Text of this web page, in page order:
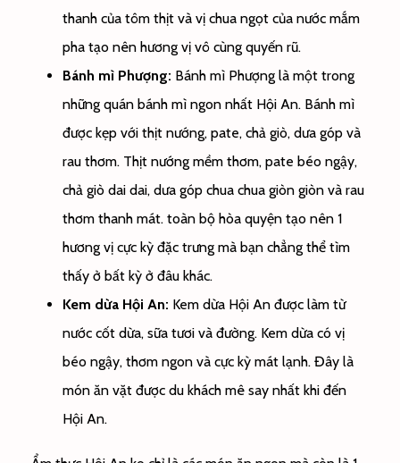
thanh của tôm thịt và vị chua ngọt của nước mắm
pha tạo nên hương vị vô cùng quyến rũ.
Bánh mì Phượng: Bánh mì Phượng là một trong
những quán bánh mì ngon nhất Hội An. Bánh mì
được kẹp với thịt nướng, pate, chả giò, dưa góp và
rau thơm. Thịt nướng mềm thơm, pate béo ngậy,
chả giò dai dai, dưa góp chua chua giòn giòn và rau
thơm thanh mát. toàn bộ hòa quyện tạo nên 1
hương vị cực kỳ đặc trưng mà bạn chẳng thể tìm
thấy ở bất kỳ ở đâu khác.
Kem dừa Hội An: Kem dừa Hội An được làm từ
nước cốt dừa, sữa tươi và đường. Kem dừa có vị
béo ngậy, thơm ngon và cực kỳ mát lạnh. Đây là
món ăn vặt được du khách mê say nhất khi đến
Hội An.